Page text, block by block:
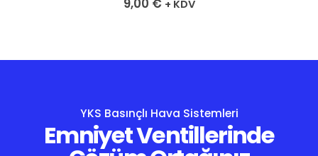
+ KDV
YKS Basınçlı Hava Sistemleri
Emniyet Ventillerinde